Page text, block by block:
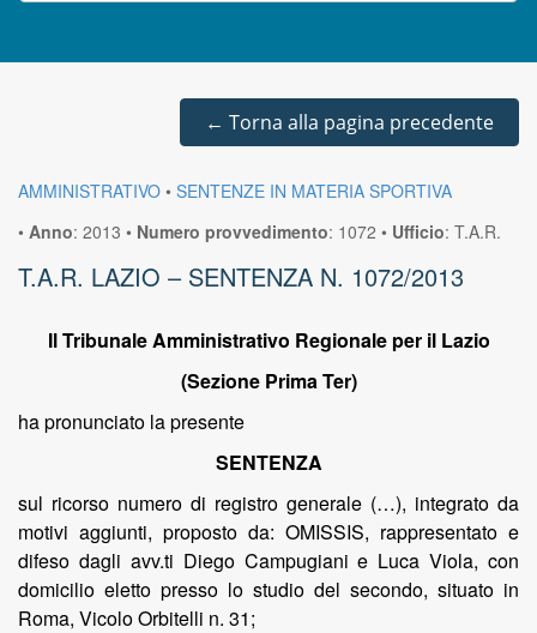
← Torna alla pagina precedente
AMMINISTRATIVO • SENTENZE IN MATERIA SPORTIVA
• Anno: 2013 • Numero provvedimento: 1072 • Ufficio: T.A.R.
T.A.R. LAZIO – SENTENZA N. 1072/2013
Il Tribunale Amministrativo Regionale per il Lazio
(Sezione Prima Ter)
ha pronunciato la presente
SENTENZA
sul ricorso numero di registro generale (…), integrato da
motivi aggiunti, proposto da: OMISSIS, rappresentato e
difeso dagli avv.ti Diego Campugiani e Luca Viola, con
domicilio eletto presso lo studio del secondo, situato in
Roma, Vicolo Orbitelli n. 31;